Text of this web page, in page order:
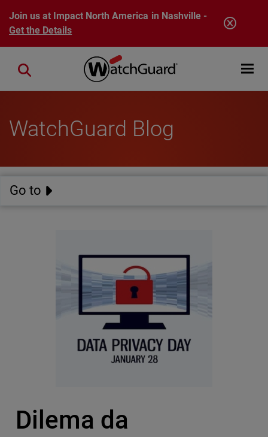
Skip to main content
Join us at Impact North America in Nashville -
Get the Details
Open
Close search
WatchGuard Blog
Go to
Dilema da